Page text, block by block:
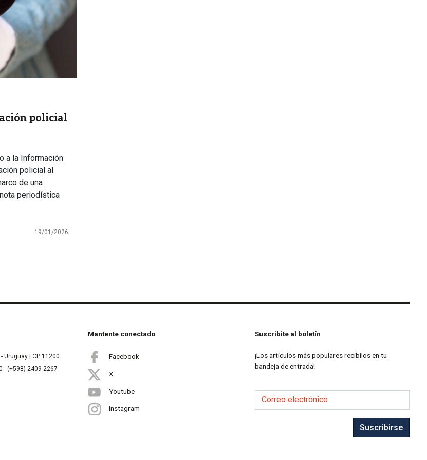
policial
a la Información
policial al
de una
periodística
19/01/2026
Uruguay | CP 11200
- (+598) 2409 2267
Mantente conectado
Facebook
X
Youtube
Instagram
Suscribite al boletín
¡Los artículos más populares recibilos en tu
bandeja de entrada!
Correo electrónico
Suscribirse